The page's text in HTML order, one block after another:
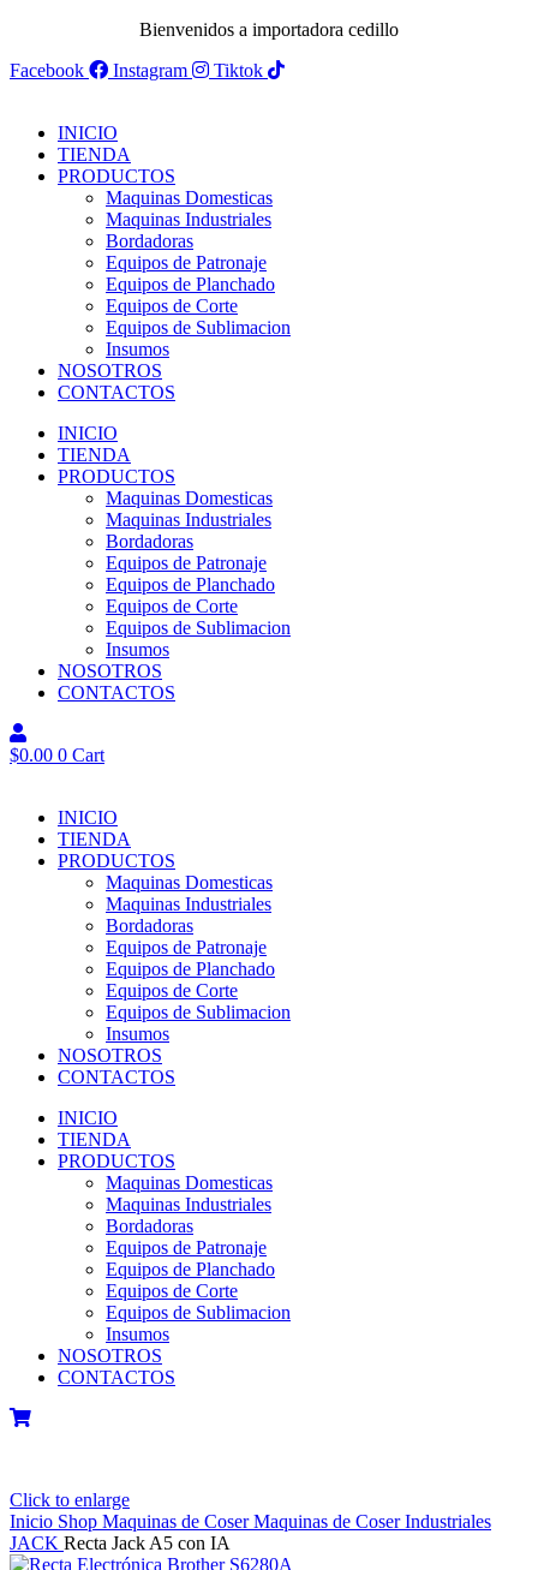
Bienvenidos a importadora cedillo
Facebook
Instagram Tiktok
INICIO
TIENDA
PRODUCTOS
Maquinas Domesticas
Maquinas Industriales
Bordadoras
Equipos de Patronaje
Equipos de Planchado
Equipos de Corte
Equipos de Sublimacion
Insumos
NOSOTROS
CONTACTOS
INICIO
TIENDA
PRODUCTOS
Maquinas Domesticas
Maquinas Industriales
Bordadoras
Equipos de Patronaje
Equipos de Planchado
Equipos de Corte
Equipos de Sublimacion
Insumos
NOSOTROS
CONTACTOS
$0.00 0 Cart
INICIO
TIENDA
PRODUCTOS
Maquinas Domesticas
Maquinas Industriales
Bordadoras
Equipos de Patronaje
Equipos de Planchado
Equipos de Corte
Equipos de Sublimacion
Insumos
NOSOTROS
CONTACTOS
INICIO
TIENDA
PRODUCTOS
Maquinas Domesticas
Maquinas Industriales
Bordadoras
Equipos de Patronaje
Equipos de Planchado
Equipos de Corte
Equipos de Sublimacion
Insumos
NOSOTROS
CONTACTOS
Click to enlarge
Inicio Shop Maquinas de CoserMaquinas de Coser Industriales
JACK Recta Jack A5 con IA